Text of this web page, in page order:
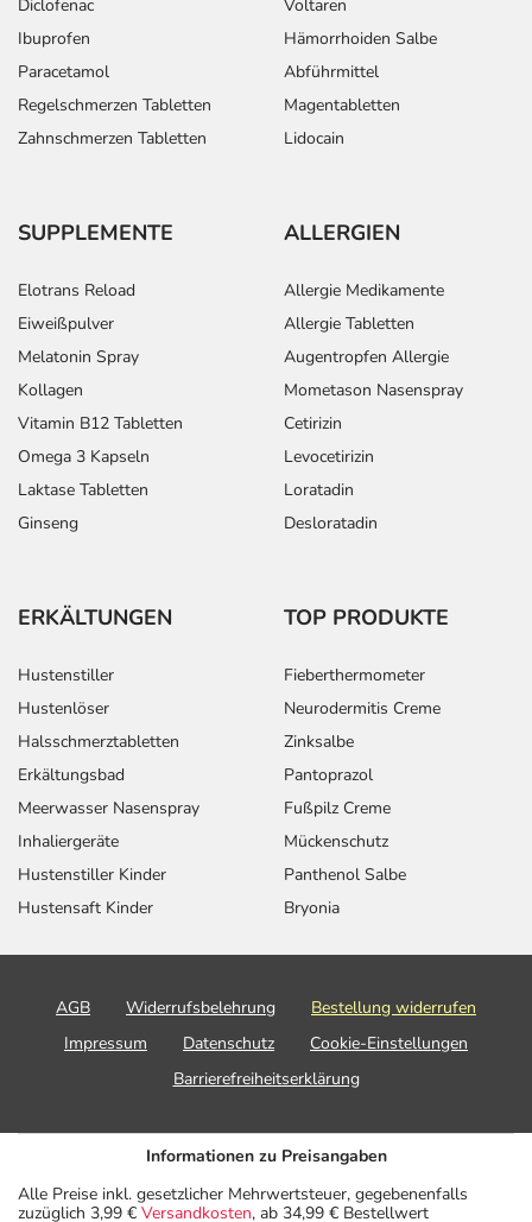
Diclofenac
Ibuprofen
Paracetamol
Regelschmerzen Tabletten
Zahnschmerzen Tabletten
Voltaren
Hämorrhoiden Salbe
Abführmittel
Magentabletten
Lidocain
SUPPLEMENTE
Elotrans Reload
Eiweißpulver
Melatonin Spray
Kollagen
Vitamin B12 Tabletten
Omega 3 Kapseln
Laktase Tabletten
Ginseng
ALLERGIEN
Allergie Medikamente
Allergie Tabletten
Augentropfen Allergie
Mometason Nasenspray
Cetirizin
Levocetirizin
Loratadin
Desloratadin
ERKÄLTUNGEN
Hustenstiller
Hustenlöser
Halsschmerztabletten
Erkältungsbad
Meerwasser Nasenspray
Inhaliergeräte
Hustenstiller Kinder
Hustensaft Kinder
TOP PRODUKTE
Fieberthermometer
Neurodermitis Creme
Zinksalbe
Pantoprazol
Fußpilz Creme
Mückenschutz
Panthenol Salbe
Bryonia
AGB Widerrufsbelehrung
Bestellung widerrufen
Impressum
Datenschutz
Cookie-Einstellungen
Barrierefreiheitserklärung
Informationen zu Preisangaben
Alle Preise inkl. gesetzlicher Mehrwertsteuer, gegebenenfalls
zuzüglich 3,99 € Versandkosten, ab 34,99 € Bestellwert